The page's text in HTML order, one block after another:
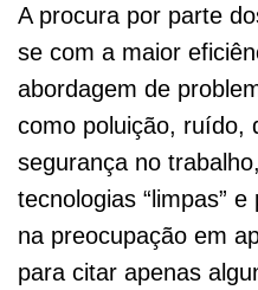
A procura por parte
se com a maior
abordagem de
como poluição, ruído,
segurança no
tecnologias “limpas”
na preocupação em
para citar apenas